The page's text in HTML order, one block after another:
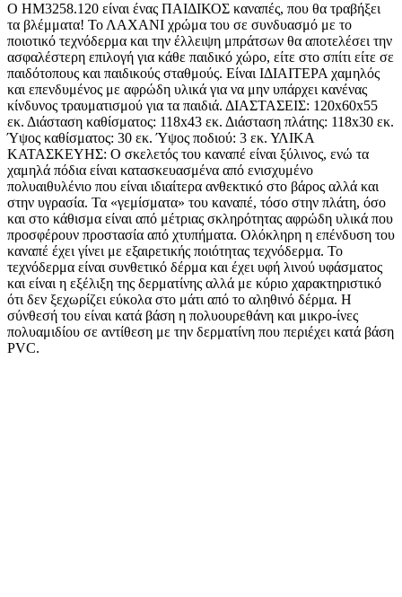
Ο ΗΜ3258.120 είναι ένας ΠΑΙΔΙΚΟΣ καναπές, που θα τραβήξει
τα βλέμματα! Το ΛΑΧΑΝΙ χρώμα του σε συνδυασμό με το
ποιοτικό τεχνόδερμα και την έλλειψη μπράτσων θα αποτελέσει την
ασφαλέστερη επιλογή για κάθε παιδικό χώρο, είτε στο σπίτι είτε σε
παιδότοπους και παιδικούς σταθμούς. Είναι ΙΔΙΑΙΤΕΡΑ χαμηλός
και επενδυμένος με αφρώδη υλικά για να μην υπάρχει κανένας
κίνδυνος τραυματισμού για τα παιδιά. ΔΙΑΣΤΑΣΕΙΣ: 120x60x55
εκ. Διάσταση καθίσματος: 118x43 εκ. Διάσταση πλάτης: 118x30 εκ.
Ύψος καθίσματος: 30 εκ. Ύψος ποδιού: 3 εκ. ΥΛΙΚΑ
ΚΑΤΑΣΚΕΥΗΣ: Ο σκελετός του καναπέ είναι ξύλινος, ενώ τα
χαμηλά πόδια είναι κατασκευασμένα από ενισχυμένο
πολυαιθυλένιο που είναι ιδιαίτερα ανθεκτικό στο βάρος αλλά και
στην υγρασία. Τα «γεμίσματα» του καναπέ, τόσο στην πλάτη, όσο
και στο κάθισμα είναι από μέτριας σκληρότητας αφρώδη υλικά που
προσφέρουν προστασία από χτυπήματα. Ολόκληρη η επένδυση του
καναπέ έχει γίνει με εξαιρετικής ποιότητας τεχνόδερμα. Το
τεχνόδερμα είναι συνθετικό δέρμα και έχει υφή λινού υφάσματος
και είναι η εξέλιξη της δερματίνης αλλά με κύριο χαρακτηριστικό
ότι δεν ξεχωρίζει εύκολα στο μάτι από το αληθινό δέρμα. Η
σύνθεσή του είναι κατά βάση η πολυουρεθάνη και μικρο-ίνες
πολυαμιδίου σε αντίθεση με την δερματίνη που περιέχει κατά βάση
PVC.